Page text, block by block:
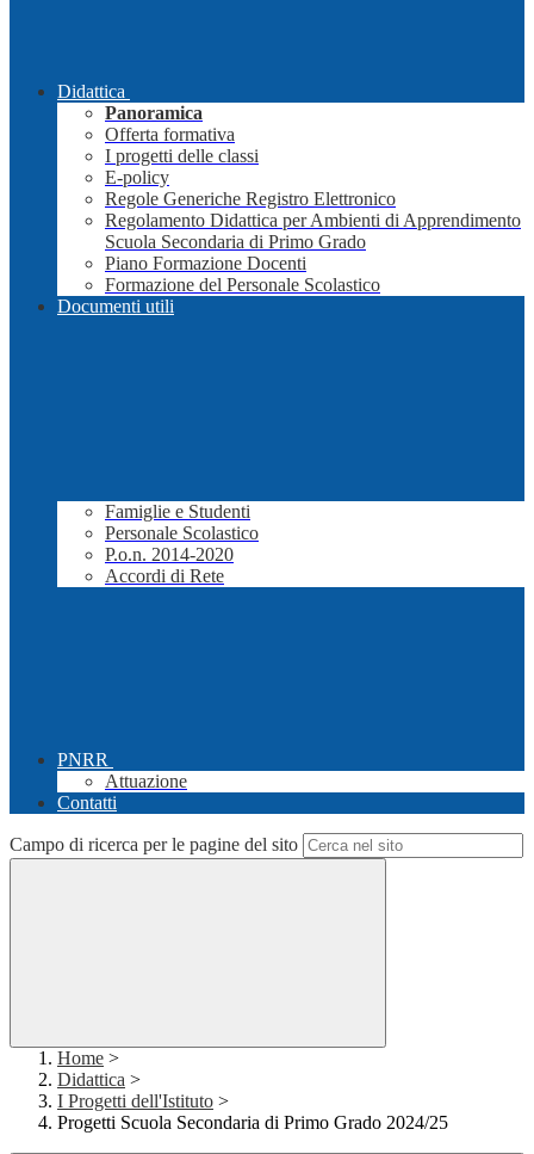
Didattica
Panoramica
Offerta formativa
I progetti delle classi
E-policy
Regole Generiche Registro Elettronico
Regolamento Didattica per Ambienti di Apprendimento
Scuola Secondaria di Primo Grado
Piano Formazione Docenti
Formazione del Personale Scolastico
Documenti utili
Famiglie e Studenti
Personale Scolastico
P.o.n. 2014-2020
Accordi di Rete
PNRR
Attuazione
Contatti
Campo di ricerca per le pagine del sito
Home >
Didattica >
I Progetti dell'Istituto >
Progetti Scuola Secondaria di Primo Grado 2024/25